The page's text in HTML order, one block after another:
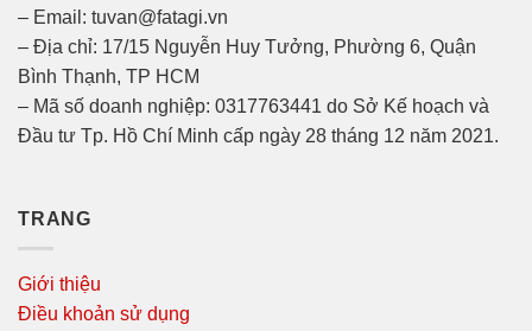
– Email: tuvan@fatagi.vn
– Địa chỉ: 17/15 Nguyễn Huy Tưởng, Phường 6, Quận
Bình Thạnh, TP HCM
– Mã số doanh nghiệp: 0317763441 do Sở Kế hoạch và
Đầu tư Tp. Hồ Chí Minh cấp ngày 28 tháng 12 năm 2021.
TRANG
Giới thiệu
Điều khoản sử dụng